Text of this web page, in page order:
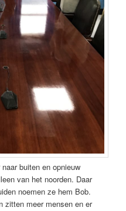
buiten en opnieuw
van het noorden. Daar
noemen ze hem Bob.
zitten meer mensen en er